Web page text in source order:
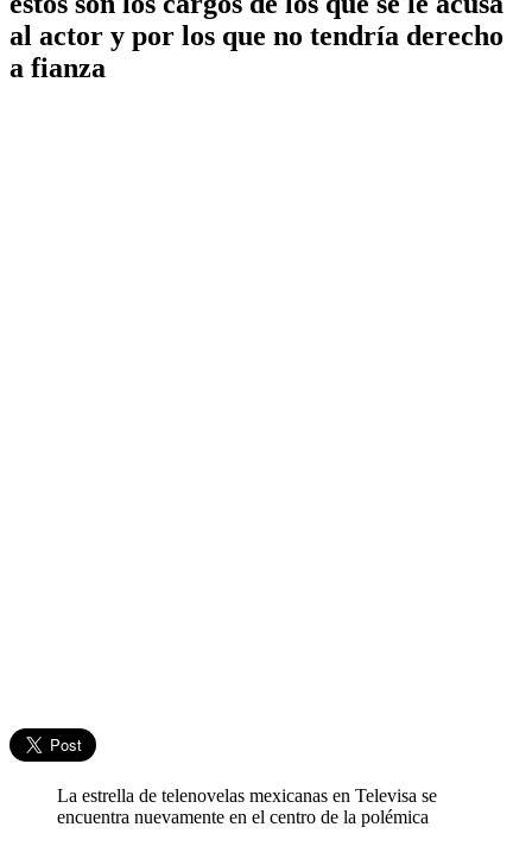
al actor y por los que no tendría derecho
a fianza
La estrella de telenovelas mexicanas en Televisa se
encuentra nuevamente en el centro de la polémica